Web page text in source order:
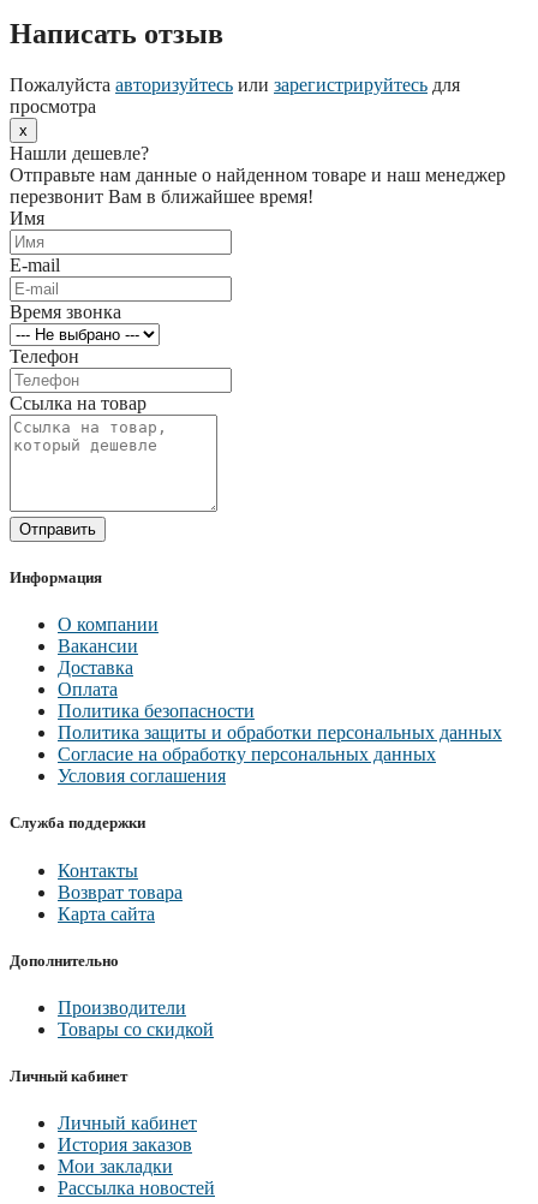
Написать отзыв
Пожалуйста авторизуйтесь или зарегистрируйтесь для
просмотра
x
Нашли дешевле?
Отправьте нам данные о найденном товаре и наш менеджер
перезвонит Вам в ближайшее время!
Имя
E-mail
Время звонка
Телефон
Ссылка на товар
Отправить
Информация
О компании
Вакансии
Доставка
Оплата
Политика безопасности
Политика защиты и обработки персональных данных
Согласие на обработку персональных данных
Условия соглашения
Служба поддержки
Контакты
Возврат товара
Карта сайта
Дополнительно
Производители
Товары со скидкой
Личный кабинет
Личный кабинет
История заказов
Мои закладки
Рассылка новостей